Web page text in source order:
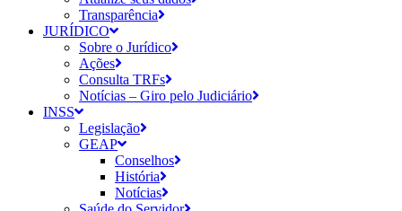
Transparência
JURÍDICO
Sobre o Jurídico
Ações
Consulta TRFs
Notícias – Giro pelo Judiciário
INSS
Legislação
GEAP
Conselhos
História
Notícias